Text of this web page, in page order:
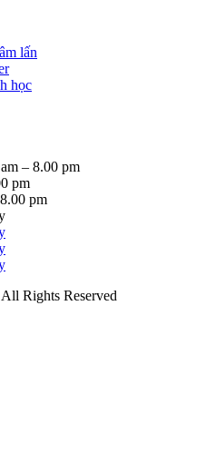
lấn
học
– 8.00 pm
pm
pm
Rights Reserved